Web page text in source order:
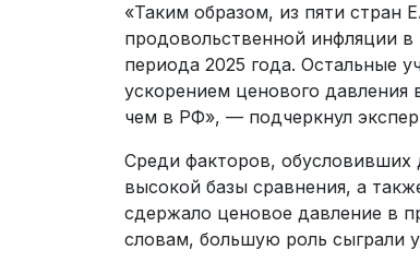
«Таким образом, из пяти стран
продовольственной инфляции в
периода 2025 года. Остальные
ускорением ценового
чем в РФ», — подчеркнул
Среди факторов,
высокой базы сравнения, а
сдержало ценовое давление в
словам, большую роль сыграли